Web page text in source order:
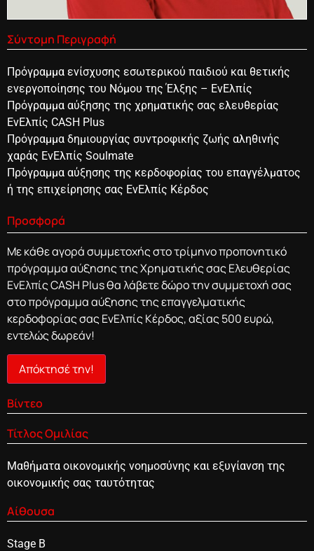
Σύντομη Περιγραφή
Πρόγραμμα ενίσχυσης εσωτερικού παιδιού και θετικής
ενεργοποίησης του Νόμου της Έλξης – ΕνΕλπίς
Πρόγραμμα αύξησης της χρηματικής σας ελευθερίας
ΕνΕλπίς CASH Plus
Πρόγραμμα δημιουργίας συντροφικής ζωής αληθινής
χαράς ΕνΕλπίς Soulmate
Πρόγραμμα αύξησης της κερδοφορίας του επαγγέλματος
ή της επιχείρησης σας ΕνΕλπίς Κέρδος
Προσφορά
Με κάθε αγορά συμμετοχής στο τρίμηνο προπονητικό
πρόγραμμα αύξησης της Χρηματικής σας Ελευθερίας
ΕνΕλπίς CASH Plus θα λάβετε δώρο την συμμετοχή σας
στο πρόγραμμα αύξησης της επαγγελματικής
κερδοφορίας σας ΕνΕλπίς Κέρδος, αξίας 500 ευρώ,
εντελώς δωρεάν!
Απόκτησέ την!
Βίντεο
Τίτλος Ομιλίας
Μαθήματα οικονομικής νοημοσύνης και εξυγίανση της
οικονομικής σας ταυτότητας
Αίθουσα
Stage B